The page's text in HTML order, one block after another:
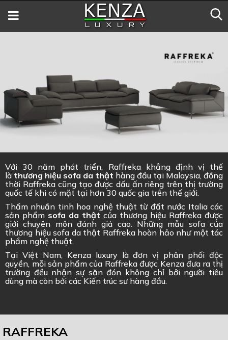
Với 30 năm phát triển, Raffreka khẳng định vị thế
là thương hiệu sofa da thật hàng đầu tại Malaysia, đồng
thời Raffreka cũng tạo được dấu ấn riêng trên thị trường
quốc tế khi có mặt tại hơn 30 quốc gia trên thế giới.
Thấm nhuần tinh hoa nghệ thuật từ đất nước Italia các
sản phẩm sofa da thật của thương hiệu Raffreka được
giới chuyên môn đánh giá cao. Những mẫu sofa của
thương hiệu sofa da thật Raffreka hoàn hảo như một tác
phẩm nghệ thuật.
Tại Việt Nam, Kenza luxury là đơn vị phân phối độc
quyền, mỗi sản phẩm của Raffreka được Kenza đưa ra thị
trường đều nhận sự săn đón không chỉ bởi người tiêu
dùng mà còn bởi các Kiến trúc sư hàng đầu.
RAFFREKA